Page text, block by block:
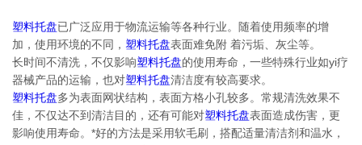
塑料托盘已广泛应用于物流运输等各种行业。随着使用频率的增
加，使用环境的不同， 塑料托盘表面难免附 着污垢、灰尘等。
长时间不清洗，不仅影响塑料托盘的使用寿命，一些特殊行业如yi疗
器械产品的运输，也对塑料托盘清洁度有较高要求。
塑料托盘多为表面网状结构，表面方格小孔较多。常规清洗效果不
佳，不仅达不到清洁目的，还有可能对塑料托盘表面造成伤害，更
影响使用寿命。*好的方法是采用软毛刷，搭配适量清洁剂和温水，